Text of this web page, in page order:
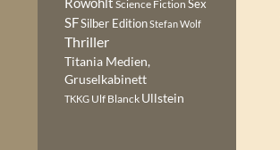
Science Fiction Sex
SFSilber EditionStefan Wolf
Thriller
Titania Medien,
Gruselkabinett
TKKG Ulf Blanck Ullstein